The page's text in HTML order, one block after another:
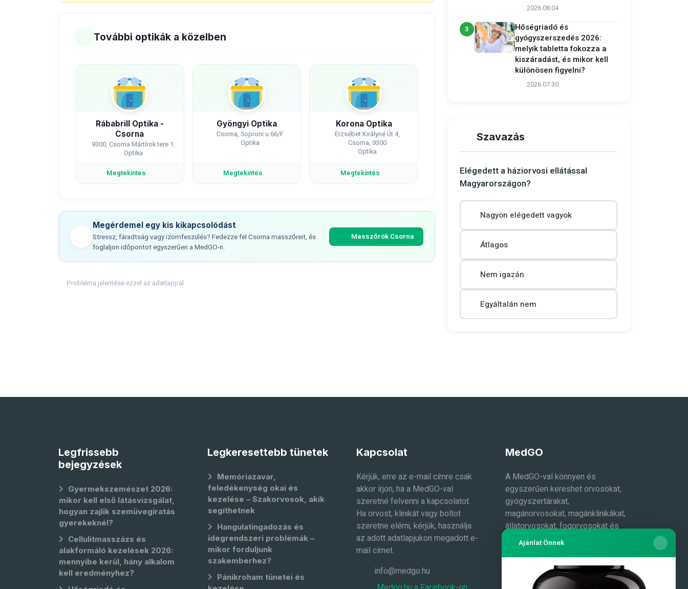
További optikák a közelben
Rábabrill Optika -
Csorna
9300, Csorna Mártírok tere 1.
Optika
Megtekintés
Gyöngyi Optika
Csorna, Soproni u.66/F
Optika
Megtekintés
Korona Optika
Erzsébet Királyné Út 4,
Csorna, 9300
Optika
Megtekintés
Megérdemel egy kis kikapcsolódást
Stressz, fáradtság vagy izomfeszülés? Fedezze fel Csorna masszőreit, és
foglaljon időpontot egyszerűen a MedGO-n.
Masszőrök Csorna
Probléma jelentése ezzel az adatlappal
2026.08.04
3
Hőségriadó és
gyógyszerszedés 2026:
melyik tabletta fokozza a
kiszáradást, és mikor kell
különösen figyelni?
2026.07.30
Szavazás
Elégedett a háziorvosi ellátással
Magyarországon?
Nagyon elégedett vagyok
Átlagos
Nem igazán
Egyáltalán nem
Ajánlat Önnek
Legfrissebb
bejegyzések
Gyermekszemészet 2026:
mikor kell első látásvizsgálat,
hogyan zajlik szemüvegíratás
gyerekeknél?
Cellulitmasszázs és
alakformáló kezelések 2026:
mennyibe kerül, hány alkalom
kell eredményhez?
Legkeresettebb tünetek
Memóriazavar,
feledékenység okai és
kezelése – Szakorvosok, akik
segíthetnek
Hangulatingadozás és
idegrendszeri problémák –
mikor forduljunk
szakemberhez?
Pánikroham tünetei és
Kapcsolat
Kérjük, erre az e-mail címre csak
akkor írjon, ha a MedGO-val
szeretné felvenni a kapcsolatot.
Ha orvost, klinikát vagy boltot
szeretne elérni, kérjük, használja
az adott adatlapjukon megadott e-
mail címet.
info@medgo.hu
MedGO
A MedGO-val könnyen és
egyszerűen kereshet orvosokat,
gyógyszertárakat,
magánorvosokat, magánklinikákat,
állatorvosokat, fogorvosokat és
még sok mást. Az adatokat
folyamatosan bővítjük.
Masszázs és masszőrök